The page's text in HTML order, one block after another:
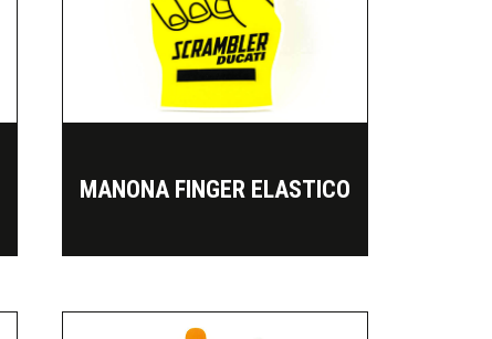
MANONA FINGER ELASTICO